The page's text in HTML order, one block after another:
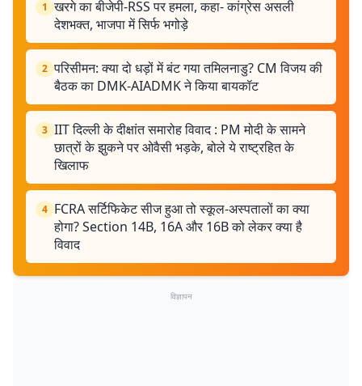
1 खरगे का बीजेपी-RSS पर हमला, कहा- कांग्रेस असली
देशभक्त, भाजपा में सिर्फ भगोड़े
2 परिसीमन: क्या दो धड़ों में बंट गया तमिलनाडु? CM विजय की
बैठक का DMK-AIADMK ने किया बायकॉट
3 IIT दिल्ली के दीक्षांत समारोह विवाद : PM मोदी के सामने
छात्रों के झुकने पर ओवैसी भड़के, बोले ये राष्ट्रहित के
खिलाफ
4 FCRA सर्टिफिकेट सीज हुआ तो स्कूल-अस्पतालों का क्या
होगा? Section 14B, 16A और 16B को लेकर क्या है
विवाद
विज्ञापन